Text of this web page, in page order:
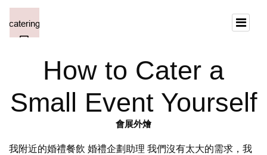
How to Cater a
Small Event Yourself
會展外燴
我附近的婚禮餐飲 婚禮企劃助理 我們沒有太大的需求，我